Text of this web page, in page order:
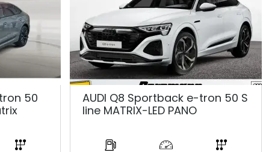
50
AUDI Q8 Sportback e-tron 50 S
line MATRIX-LED PANO